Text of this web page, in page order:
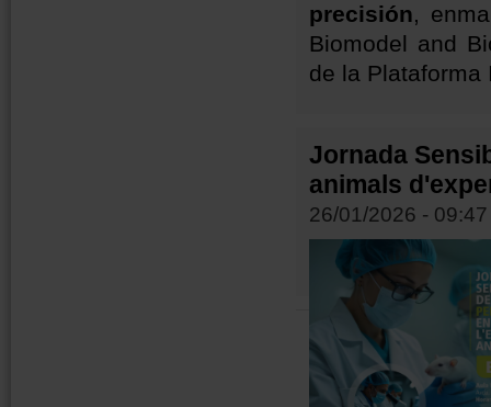
precisión,
Biomodel and
de la Plataforma
Jornada
animals
26/01/2026 - 09:47
Pàgines